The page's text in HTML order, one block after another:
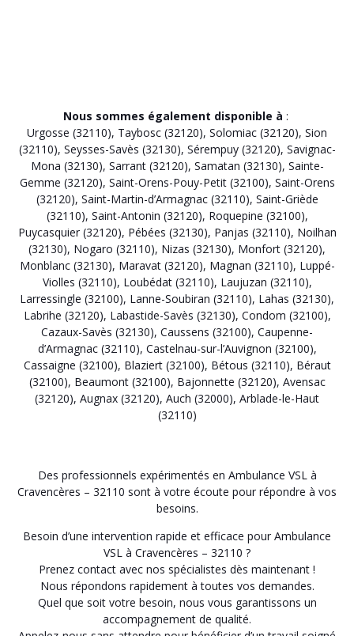
Nous sommes également disponible à :
Urgosse (32110), Taybosc (32120), Solomiac (32120), Sion
(32110), Seysses-Savès (32130), Sérempuy (32120), Savignac-
Mona (32130), Sarrant (32120), Samatan (32130), Sainte-
Gemme (32120), Saint-Orens-Pouy-Petit (32100), Saint-Orens
(32120), Saint-Martin-d’Armagnac (32110), Saint-Griède
(32110), Saint-Antonin (32120), Roquepine (32100),
Puycasquier (32120), Pébées (32130), Panjas (32110), Noilhan
(32130), Nogaro (32110), Nizas (32130), Monfort (32120),
Monblanc (32130), Maravat (32120), Magnan (32110), Luppé-
Violles (32110), Loubédat (32110), Laujuzan (32110),
Larressingle (32100), Lanne-Soubiran (32110), Lahas (32130),
Labrihe (32120), Labastide-Savès (32130), Condom (32100),
Cazaux-Savès (32130), Caussens (32100), Caupenne-
d’Armagnac (32110), Castelnau-sur-l’Auvignon (32100),
Cassaigne (32100), Blaziert (32100), Bétous (32110), Béraut
(32100), Beaumont (32100), Bajonnette (32120), Avensac
(32120), Augnax (32120), Auch (32000), Arblade-le-Haut
(32110)
Des professionnels expérimentés en Ambulance VSL à
Cravencères – 32110 sont à votre écoute pour répondre à vos
besoins.
Besoin d’une intervention rapide et efficace pour Ambulance
VSL à Cravencères – 32110 ?
Prenez contact avec nos spécialistes dès maintenant !
Nous répondons rapidement à toutes vos demandes.
Quel que soit votre besoin, nous vous garantissons un
accompagnement de qualité.